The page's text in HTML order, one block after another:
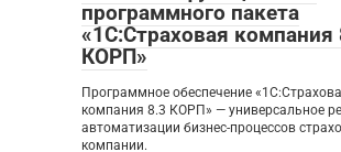
программного пакета
«1С:Страховая компания
КОРП»
Программное обеспечение
компания 8.3 КОРП» — универсальное
автоматизации бизнес-процессов
компании.